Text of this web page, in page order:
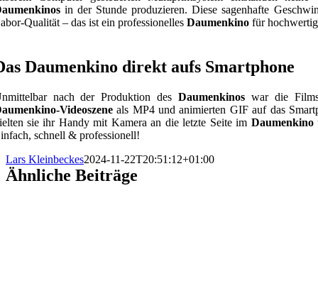
in der Stunde produzieren. Diese sagenhafte
Qualität – das ist ein professionelles Daumenkinofür
Daumenkino direkt aufs Smartphone
nach der Produktion desDaumenkinos war die
Videoszeneals MP4 und animierten GIF auf das
sie ihr Handy mit Kamera an die letzte Seite im Daumenkino
schnell & professionell!
Lars Kleinbeckes2024-11-22T20:51:12+01:00
Ähnliche Beiträge